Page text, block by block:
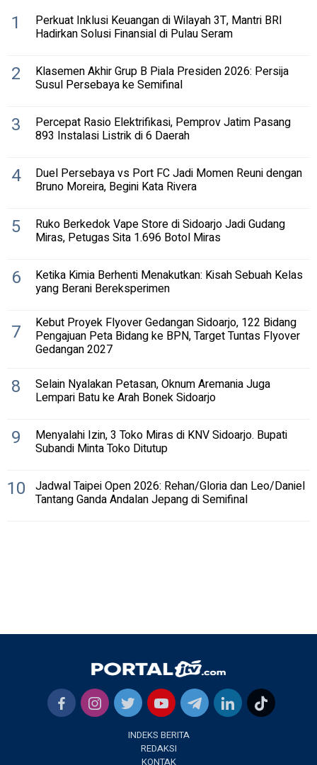
1 Perkuat Inklusi Keuangan di Wilayah 3T, Mantri BRI
Hadirkan Solusi Finansial di Pulau Seram
2 Klasemen Akhir Grup B Piala Presiden 2026: Persija
Susul Persebaya ke Semifinal
3 Percepat Rasio Elektrifikasi, Pemprov Jatim Pasang
893 Instalasi Listrik di 6 Daerah
4 Duel Persebaya vs Port FC Jadi Momen Reuni dengan
Bruno Moreira, Begini Kata Rivera
5 Ruko Berkedok Vape Store di Sidoarjo Jadi Gudang
Miras, Petugas Sita 1.696 Botol Miras
6 Ketika Kimia Berhenti Menakutkan: Kisah Sebuah Kelas
yang Berani Bereksperimen
7 Kebut Proyek Flyover Gedangan Sidoarjo, 122 Bidang
Pengajuan Peta Bidang ke BPN, Target Tuntas Flyover
Gedangan 2027
8 Selain Nyalakan Petasan, Oknum Aremania Juga
Lempari Batu ke Arah Bonek Sidoarjo
9 Menyalahi Izin, 3 Toko Miras di KNV Sidoarjo. Bupati
Subandi Minta Toko Ditutup
10 Jadwal Taipei Open 2026: Rehan/Gloria dan Leo/Daniel
Tantang Ganda Andalan Jepang di Semifinal
INDEKS BERITA
REDAKSI
KONTAK